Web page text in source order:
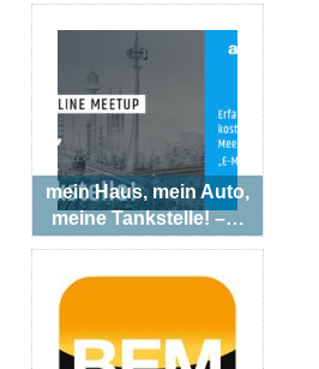
mein Haus, mein Auto,
meine Tankstelle! –…